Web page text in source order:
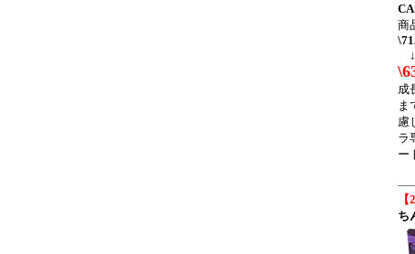
商
↓
成
ま
慮
ラ
ー
ち